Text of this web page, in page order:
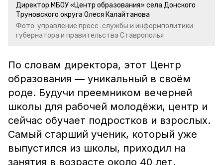
Директор МБОУ «Центр образования» села Донского
Труновского округа Олеся Калайтанова
Фото: управление пресс-службы и информполитики
губернатора и правительства Ставрополья
По словам директора, этот Центр
образования — уникальный в своём
роде. Будучи преемником вечерней
школы для рабочей молодёжи, центр и
сейчас обучает подростков и взрослых.
Самый старший ученик, который уже
выпустился из школы, приходил на
занятия в возрасте около 40 лет.